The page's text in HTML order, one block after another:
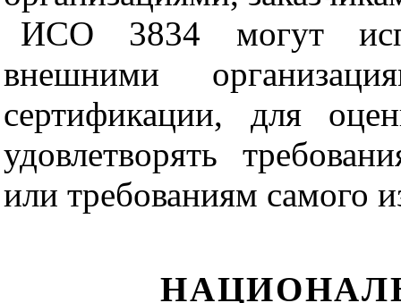
ИСО 3834 могут
внешними
сертификации, для
удовлетворять
или требованиям самого